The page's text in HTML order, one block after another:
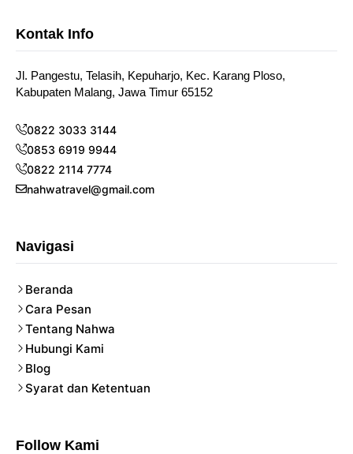
Kontak Info
Jl. Pangestu, Telasih, Kepuharjo, Kec. Karang Ploso,
Kabupaten Malang, Jawa Timur 65152
0822 3033 3144
0853 6919 9944
0822 2114 7774
nahwatravel@gmail.com
Navigasi
Beranda
Cara Pesan
Tentang Nahwa
Hubungi Kami
Blog
Syarat dan Ketentuan
Follow Kami